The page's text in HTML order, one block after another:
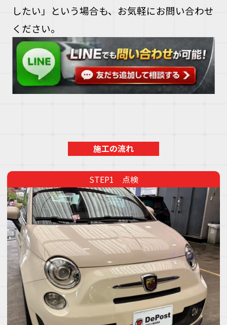
したい」という場合も、お気軽にお問い合わせ
ください。
施工の流れ
点検